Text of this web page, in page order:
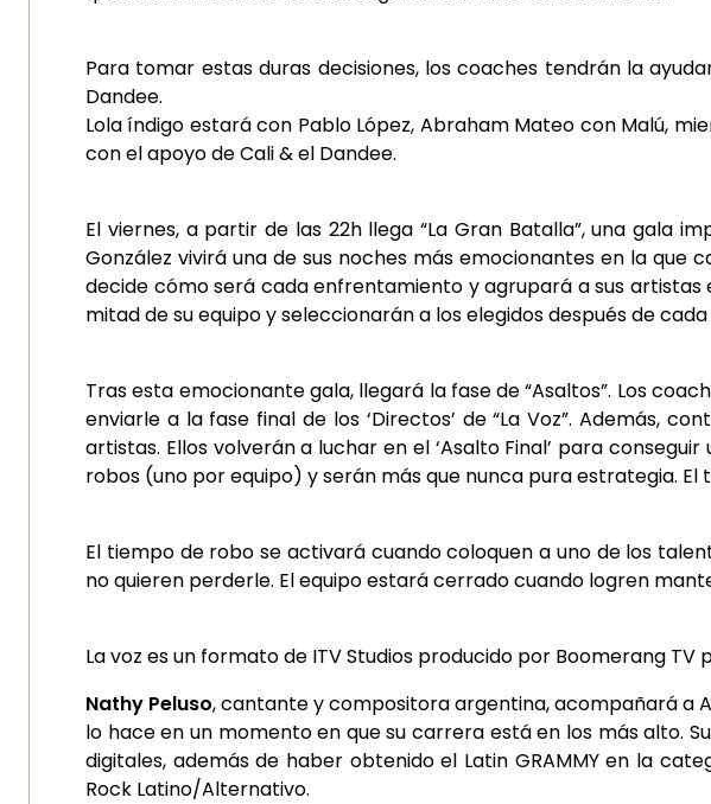
Para tomar estas duras decisiones, los coaches tendrán la
Dandee.
Lola índigo estará con Pablo López, Abraham Mateo con Malú,
con el apoyo de Cali & el Dandee.
El viernes, a partir de las 22h llega “La Gran Batalla”, una gala
González vivirá una de sus noches más emocionantes en la que
decide cómo será cada enfrentamiento y agrupará a sus
mitad de su equipo y seleccionarán a los elegidos después de
Tras esta emocionante gala, llegará la fase de “Asaltos”. Los
enviarle a la fase final de los ‘Directos’ de “La Voz”. Además,
artistas. Ellos volverán a luchar en el ‘Asalto Final’ para
robos (uno por equipo) y serán más que nunca pura estrategia.
El tiempo de robo se activará cuando coloquen a uno de los
no quieren perderle. El equipo estará cerrado cuando logren
La voz es un formato de ITV Studios producido por Boomerang
Nathy Peluso, cantante y compositora argentina, acompañará a
lo hace en un momento en que su carrera está en los más alto.
digitales, además de haber obtenido el Latin GRAMMY en la
Rock Latino/Alternativo.